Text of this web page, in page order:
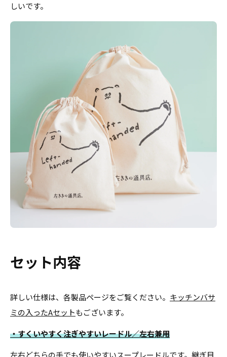
しいです。
セット内容
詳しい仕様は、各製品ページをご覧ください。 キッチンバサ
ミの入ったAセットもございます。
・すくいやすく注ぎやすいレードル／左右兼用